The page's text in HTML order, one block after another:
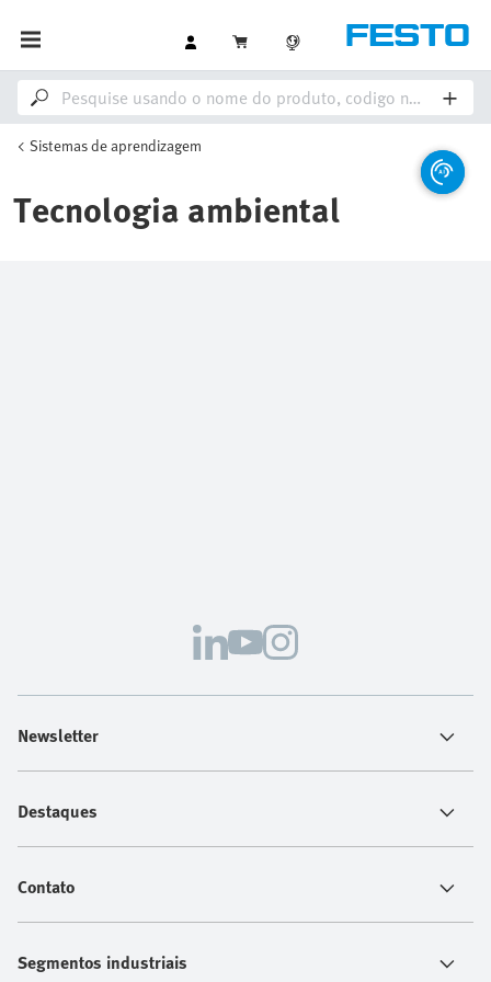
Sistemas de aprendizagem
Tecnologia ambiental
Newsletter
Destaques
Contato
Segmentos industriais